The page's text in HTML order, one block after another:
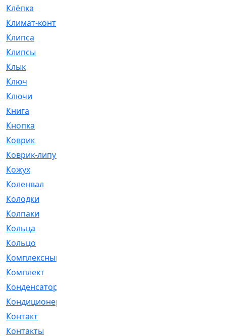
Клёпка
Климат-контроль
Клипса
Клипсы
Клык
Ключ
Ключи
Книга
Кнопка
Коврик
Коврик-липучка
Кожух
Коленвал
Колодки
Колпаки
Кольца
Кольцо
Комплексный
Комплект
Конденсатор
Кондиционер
Контакт
Контакты